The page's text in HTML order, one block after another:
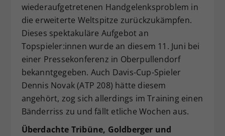
wiederaufgetretenen Handgelenksproblem in
die erweiterte Weltspitze zurückzukämpfen.
Dieses spektakuläre Aufgebot an
Topspieler:innen wurde an diesem 11. Juni bei
einer Pressekonferenz in Oberpullendorf
bekanntgegeben. Auch Davis-Cup-Spieler
Dennis Novak (ATP 208) hätte diesem
angehört, zog sich allerdings im Training einen
Bänderriss zu und fällt etliche Wochen aus.
Überdachte Tribüne, Goldberger und